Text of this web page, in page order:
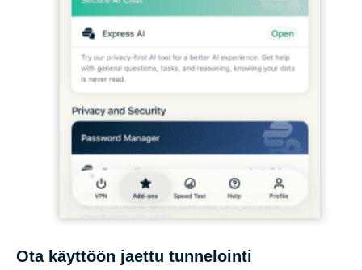
Ota käyttöön jaettu tunnelointi